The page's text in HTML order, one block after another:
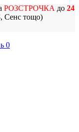
РОЗСТРОЧКА до 24
тощо)
0